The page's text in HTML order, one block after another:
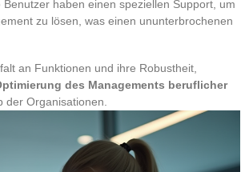
haben einen speziellen Support, um
zu lösen, was einen ununterbrochenen
an Funktionen und ihre Robustheit,
des Managements beruflicher
Organisationen.